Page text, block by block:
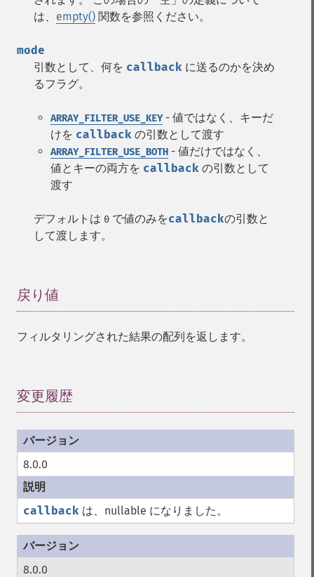
は、 empty() 関数を参照ください。
mode
引数として、何を callback に送るのかを決め
るフラグ。
ARRAY_FILTER_USE_KEY- 値ではなく、キーだ
けを callback の引数として渡す
ARRAY_FILTER_USE_BOTH - 値だけではなく、
値とキーの両方を callback の引数として
渡す
デフォルトは 0 で値のみをcallbackの引数と
して渡します。
戻り値
フィルタリングされた結果の配列を返します。
変更履歴
8.0.0
callback は、nullable になりました。
8.0.0